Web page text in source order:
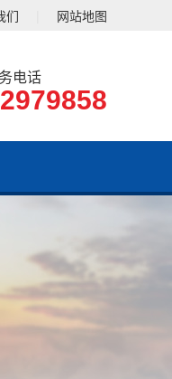
们 网站地图
电话